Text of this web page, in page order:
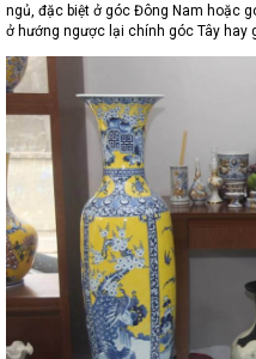
ngủ, đặc biệt ở góc Đông Nam hoặc
ở hướng ngược lại chính góc Tây hay